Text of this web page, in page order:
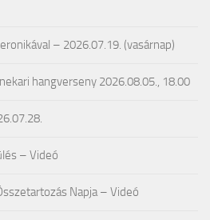
– 2026.07.19. (vasárnap)
hangverseny 2026.08.05., 18.00
– Videó
Napja – Videó